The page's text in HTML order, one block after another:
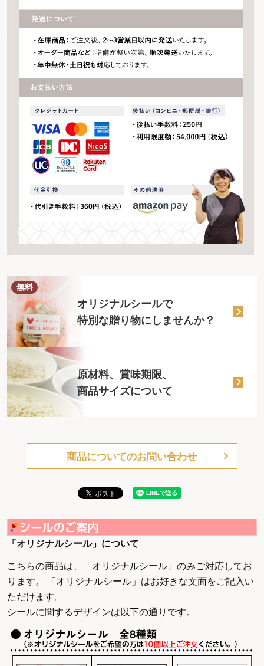
無料
オリジナルシールで
特別な贈り物にしませんか？
原材料、賞味期限、
商品サイズについて
商品についてのお問い合わせ
「オリジナルシール」について
こちらの商品は、「オリジナルシール」のみご対応してお
ります。 「オリジナルシール」はお好きな文面をご記入い
ただけます。
シールに関するデザインは以下の通りです。